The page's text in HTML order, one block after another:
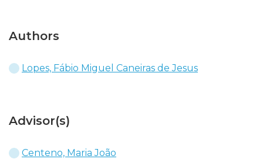
Authors
Lopes, Fábio Miguel Caneiras de Jesus
Advisor(s)
Centeno, Maria João